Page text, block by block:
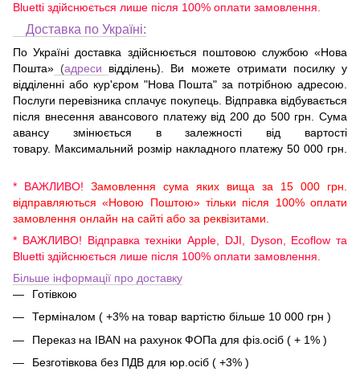
Bluetti здійснюється лише після 100% оплати замовлення.
Доставка по Україні:
По Україні доставка здійснюється поштовою службою «Нова
Пошта» (адреси
відділень). Ви можете отримати посилку у
відділенні або кур'єром "Нова Пошта" за потрібною адресою.
Послуги перевізника сплачує покупець. Відправка відбувається
після внесення авансового платежу від 200 до 500 грн. Сума
авансу змінюється в залежності від вартості
товару. Максимальний розмір накладного платежу 50 000 грн.
* ВАЖЛИВО! Замовлення сума яких вища за 15 000 грн.
відправляються «Новою Поштою» тільки після 100% оплати
замовлення онлайн на сайті або за реквізитами.
* ВАЖЛИВО! Відправка техніки Apple, DJI, Dyson, Ecoflow та
Bluetti здійснюється лише після 100% оплати замовлення.
Більше інформації про доставку
Готівкою
Терміналом ( +3% на товар вартістю більше 10 000 грн )
Переказ на IBAN на рахунок ФОПа для фіз.осіб ( + 1% )
Безготівкова без ПДВ для юр.осіб ( +3% )